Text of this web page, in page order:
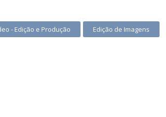
- Edição e Produção Edição de Imagens